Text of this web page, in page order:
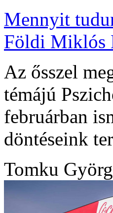
Mennyit
Földi Miklós
Az ősszel
témájú
februárban
döntéseink
Tomku